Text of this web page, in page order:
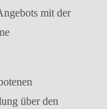
mit der
über den